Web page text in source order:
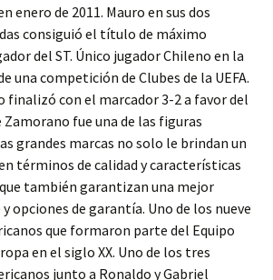
enero de 2011. Mauro en sus dos
consiguió el título de máximo
del ST. Único jugador Chileno en la
una competición de Clubes de la UEFA.
finalizó con el marcador 3-2 a favor del
Zamorano fue una de las figuras
grandes marcas no solo le brindan un
términos de calidad y características
también garantizan una mejor
opciones de garantía. Uno de los nueve
que formaron parte del Equipo
en el siglo XX. Uno de los tres
junto a Ronaldo y Gabriel